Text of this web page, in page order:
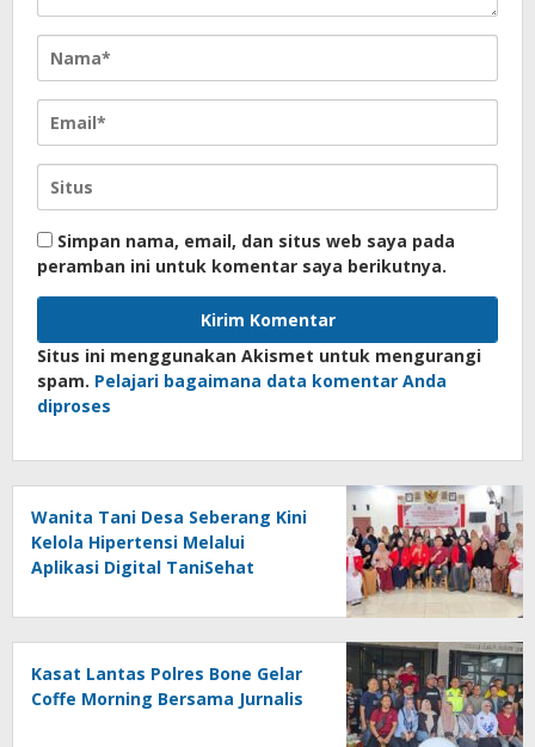
Simpan nama, email, dan situs web saya pada
peramban ini untuk komentar saya berikutnya.
Situs ini menggunakan Akismet untuk mengurangi
spam. Pelajari bagaimana data komentar Anda
diproses
Wanita Tani Desa Seberang Kini
Kelola Hipertensi Melalui
Aplikasi Digital TaniSehat
Kasat Lantas Polres Bone Gelar
Coffe Morning Bersama Jurnalis